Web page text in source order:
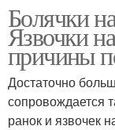
Болячки
Язвочки
причины
Достаточно
сопровождается
ранок и язвочек